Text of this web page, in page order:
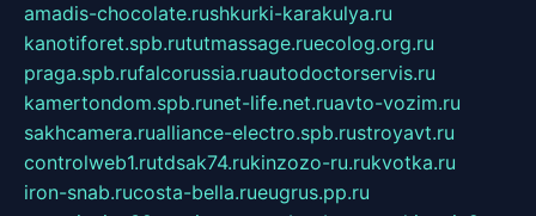
amadis-chocolate.rushkurki-karakulya.ru
kanotiforet.spb.rututmassage.ruecolog.org.ru
praga.spb.rufalcorussia.ruautodoctorservis.ru
kamertondom.spb.runet-life.net.ruavto-vozim.ru
sakhcamera.rualliance-electro.spb.rustroyavt.ru
controlweb1.rutdsak74.rukinzozo-ru.rukvotka.ru
iron-snab.rucosta-bella.rueugrus.pp.ru